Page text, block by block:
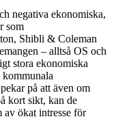
negativa ekonomiska,
som
Shibli & Coleman
– alltså OS och
stora ekonomiska
kommunala
på att även om
kort sikt, kan de
av ökat intresse för